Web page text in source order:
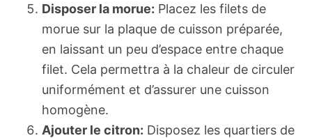
Disposer la morue: Placez les filets de
morue sur la plaque de cuisson préparée,
en laissant un peu d’espace entre chaque
filet. Cela permettra à la chaleur de circuler
uniformément et d’assurer une cuisson
homogène.
Ajouter le citron: Disposez les quartiers de